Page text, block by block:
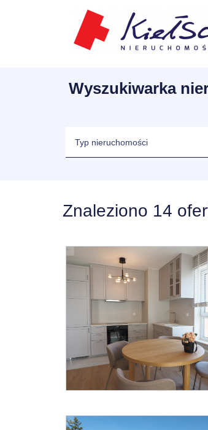
Wyszukiwarka
Typ nieruchomości
Znaleziono 14